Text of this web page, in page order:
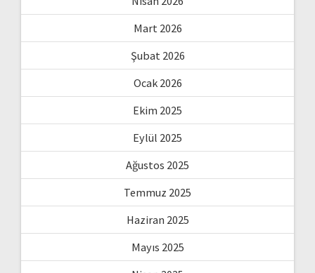
Mart 2026
Şubat 2026
Ocak 2026
Ekim 2025
Eylül 2025
Ağustos 2025
Temmuz 2025
Haziran 2025
Mayıs 2025